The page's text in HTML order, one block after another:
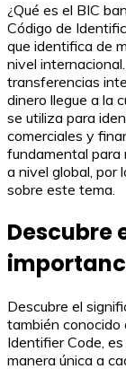
¿Qué es el BIC
Código de
que identifica de
nivel
transferencias
dinero llegue a la
se utiliza para
comerciales y
fundamental para
a nivel global, por
sobre este tema.
Descubre
Descubre el
también conocido
Identifier Code,
manera única a